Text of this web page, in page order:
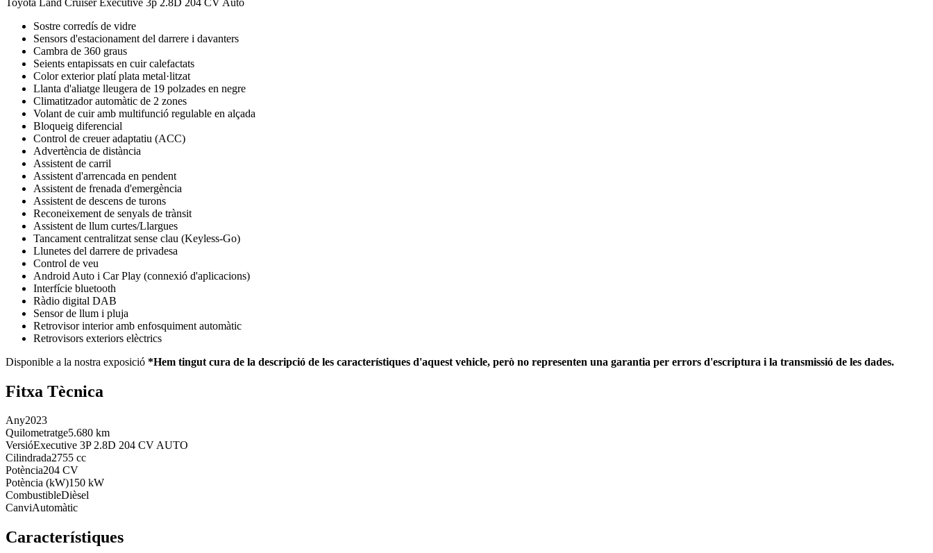
Sostre corredís de vidre
Sensors d'estacionament del darrere i davanters
Cambra de 360 graus
Seients entapissats en cuir calefactats
Color exterior platí plata metal·litzat
Llanta d'aliatge lleugera de 19 polzades en negre
Climatitzador automàtic de 2 zones
Volant de cuir amb multifunció regulable en alçada
Bloqueig diferencial
Control de creuer adaptatiu (ACC)
Advertència de distància
Assistent de carril
Assistent d'arrencada en pendent
Assistent de frenada d'emergència
Assistent de descens de turons
Reconeixement de senyals de trànsit
Assistent de llum curtes/Llargues
Tancament centralitzat sense clau (Keyless-Go)
Llunetes del darrere de privadesa
Control de veu
Android Auto i Car Play (connexió d'aplicacions)
Interfície bluetooth
Ràdio digital DAB
Sensor de llum i pluja
Retrovisor interior amb enfosquiment automàtic
Retrovisors exteriors elèctrics
Disponible a la nostra exposició *Hem tingut cura de la descripció de les característiques d'aquest vehicle, però no representen una garantia per errors d'escriptura i la transmissió de les dades.
Fitxa Tècnica
Any2023
Quilometratge5.680 km
VersióExecutive 3P 2.8D 204 CV AUTO
Cilindrada2755 cc
Potència204 CV
Potència (kW)150 kW
CombustibleDièsel
CanviAutomàtic
Característiques